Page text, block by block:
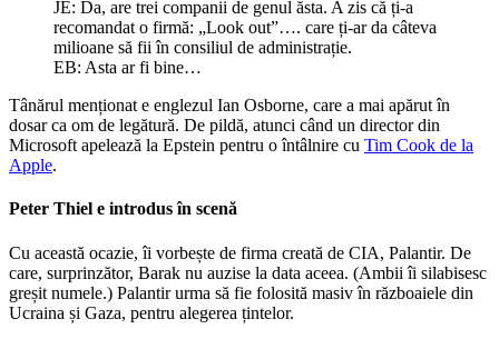
JE: Da, are trei companii de genul ăsta. A zis că ți-a
recomandat o firmă: „Look out”…. care ți-ar da câteva
milioane să fii în consiliul de administrație.
EB: Asta ar fi bine…
Tânărul menționat e englezul Ian Osborne, care a mai apărut în
dosar ca om de legătură. De pildă, atunci când un director din
Microsoft apelează la Epstein pentru o întâlnire cu Tim Cook de la
Apple.
Peter Thiel e introdus în scenă
Cu această ocazie, îi vorbește de firma creată de CIA, Palantir. De
care, surprinzător, Barak nu auzise la data aceea. (Ambii îi silabisesc
greșit numele.) Palantir urma să fie folosită masiv în războaiele din
Ucraina și Gaza, pentru alegerea țintelor.